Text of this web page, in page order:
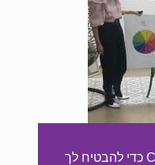
אתר זה משתמש בקובצי Cookie כדי להבטיח לך